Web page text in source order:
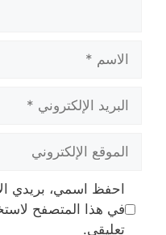
الاسم
البريد
الإلكتروني
الموقع
الإلكتروني
احفظ اسمي، بريدي
في هذا المتصفح
تعليقي.